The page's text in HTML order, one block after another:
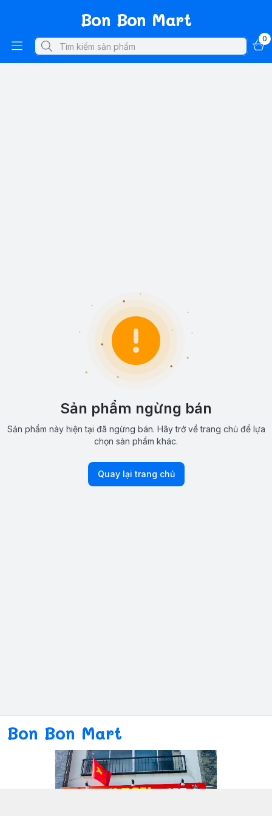
Bon Bon Mart
0
Sản phẩm ngừng bán
Sản phẩm này hiện tại đã ngừng bán. Hãy trở về trang chủ để lựa
chọn sản phẩm khác.
Quay lại trang chủ
Bon Bon Mart